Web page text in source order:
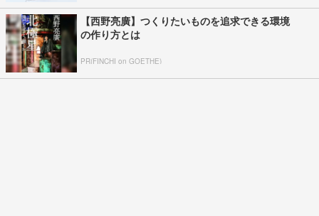
【西野亮廣】つくりたいものを追求できる環境
の作り方とは
PR(FINCHI on GOETHE)